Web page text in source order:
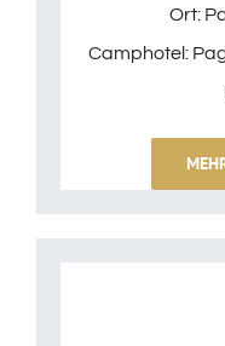
Ort:
Camphotel: